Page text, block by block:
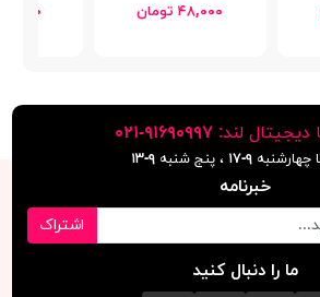
۴۸,۰۰۰ تومان ۱۷۴,۸۰۰
دیجیتال لند:٩١۶٩٠٩٩٧-٠٢١
چهارشنبه۹-۱۷ ، پنج شنبه۹-١٣
خبرنامه
اشتراک
ما را دنبال کنید